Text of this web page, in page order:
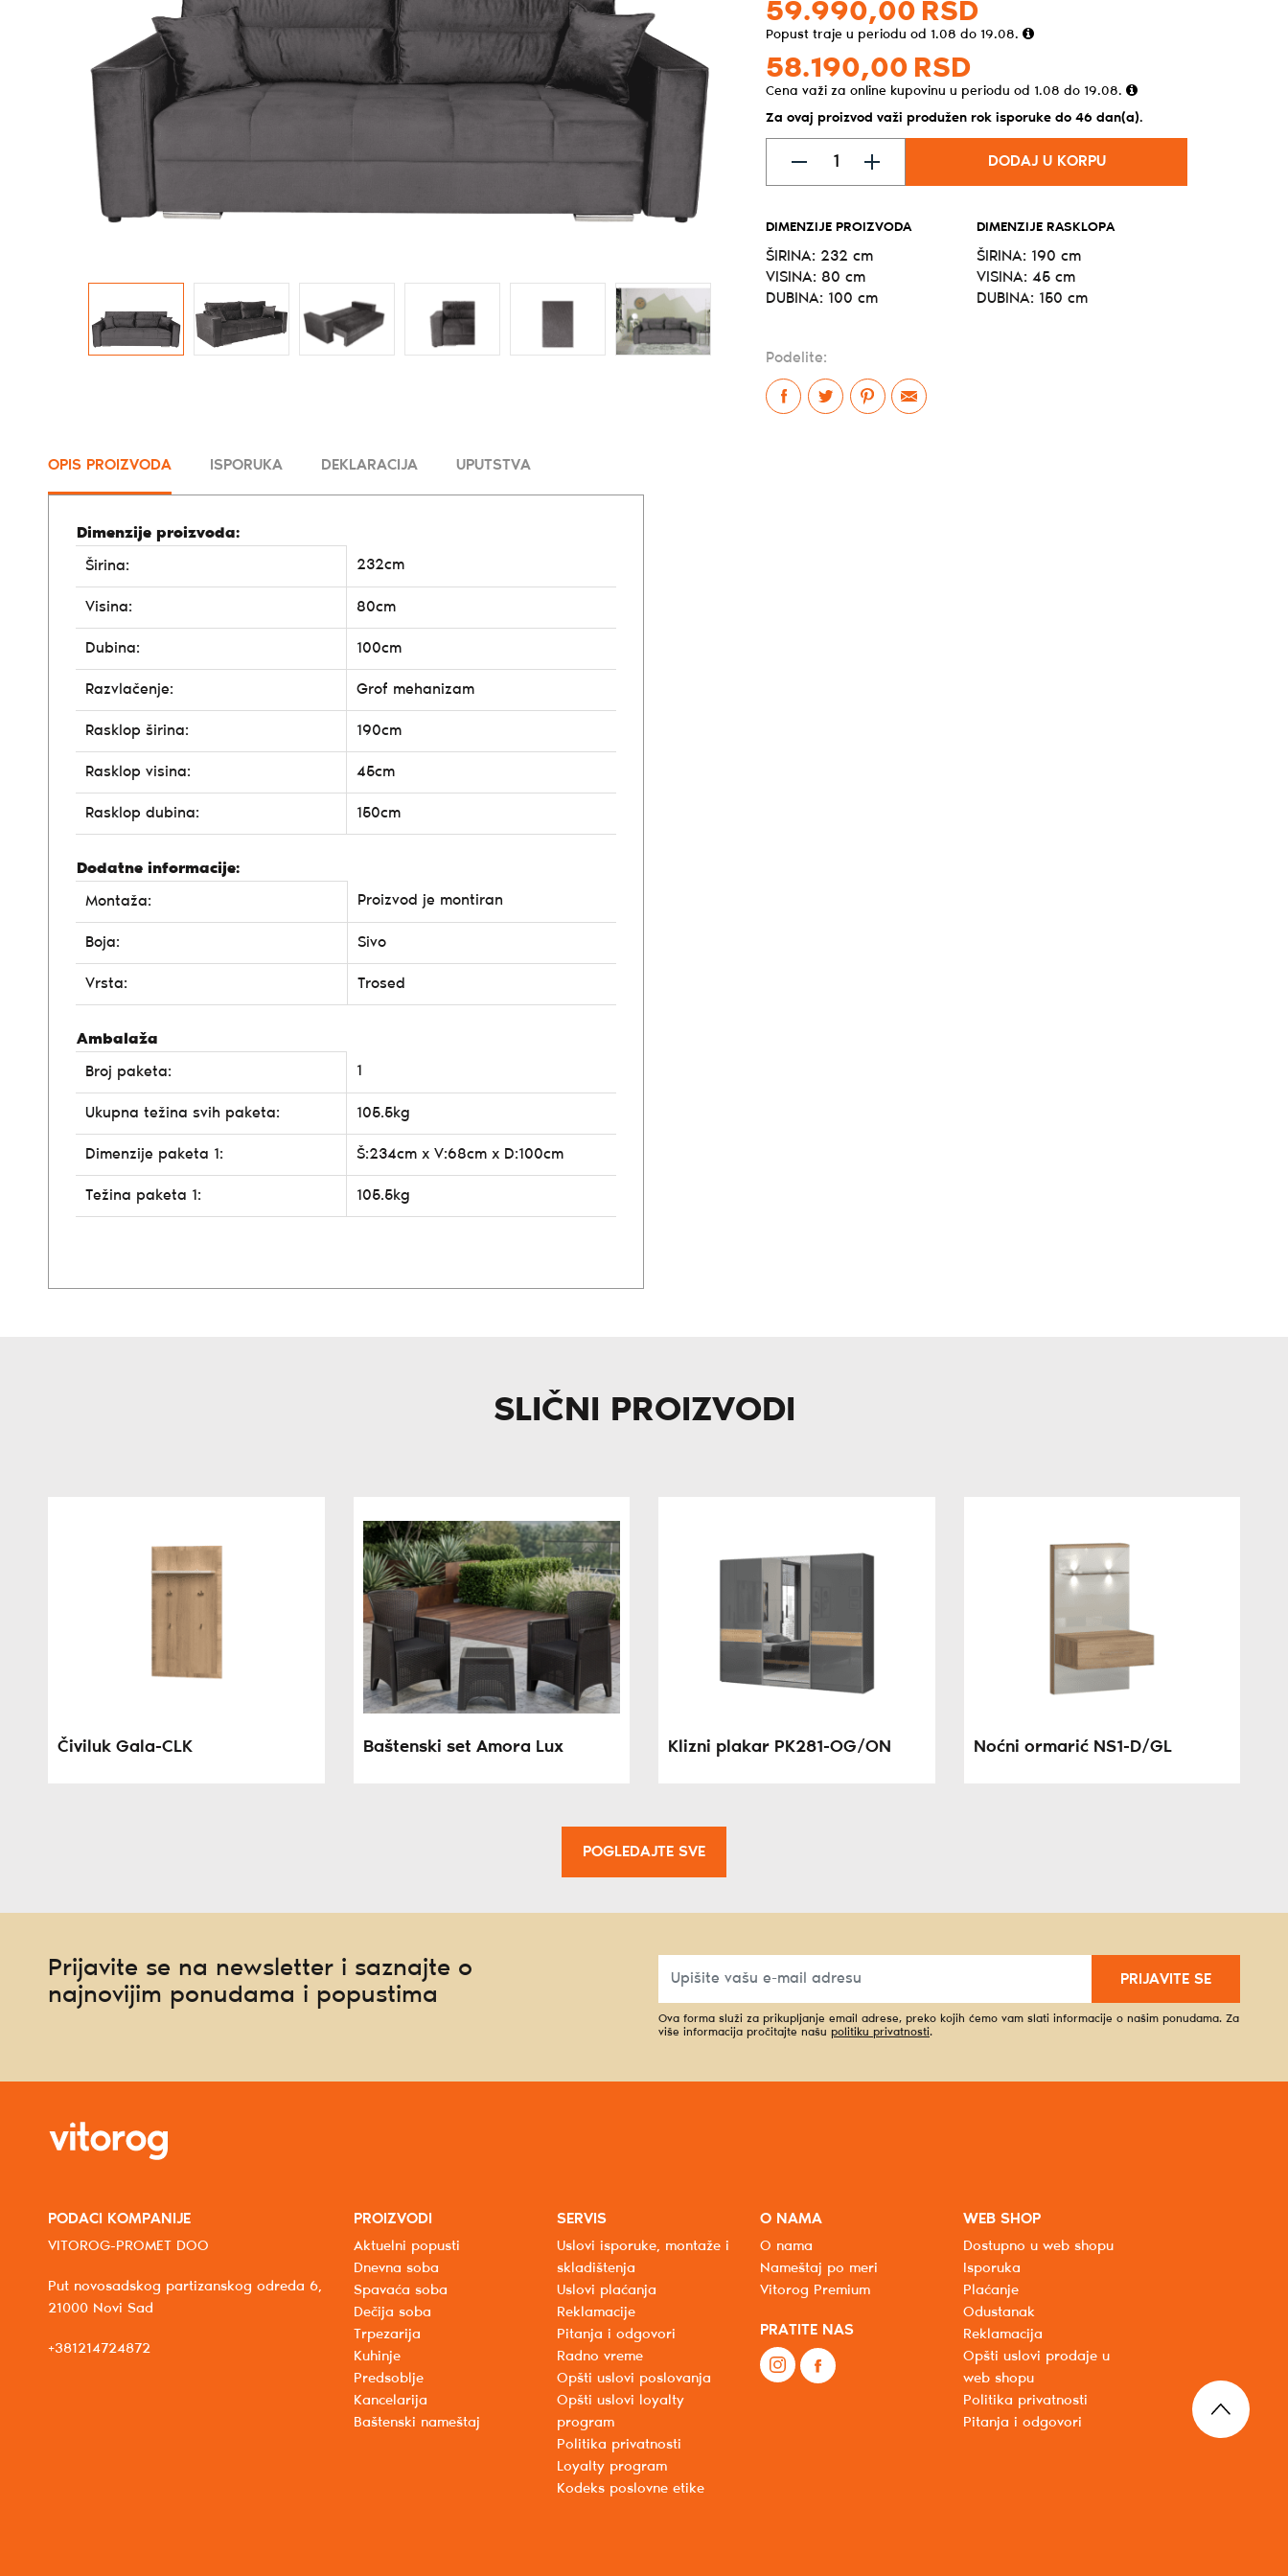
59.990,00 RSD
Popust traje u periodu od 1.08 do 19.08.
58.190,00 RSD
Cena važi za online kupovinu u periodu od 1.08 do 19.08.
Za ovaj proizvod važi produžen rok isporuke do 46 dan(a).
DODAJ U KORPU
DIMENZIJE PROIZVODA
ŠIRINA: 232 cm
VISINA: 80 cm
DUBINA: 100 cm
DIMENZIJE RASKLOPA
ŠIRINA: 190 cm
VISINA: 45 cm
DUBINA: 150 cm
Podelite:
OPIS PROIZVODA ISPORUKA DEKLARACIJA UPUTSTVA
Dimenzije proizvoda:
Širina:
232cm
Visina: 80cm
Dubina: 100cm
Razvlačenje: Grof mehanizam
Rasklop širina: 190cm
Rasklop visina: 45cm
Rasklop dubina: 150cm
Dodatne informacije:
Montaža:
Proizvod je montiran
Boja: Sivo
Vrsta: Trosed
Ambalaža
Broj paketa:
1
Ukupna težina svih paketa: 105.5kg
Dimenzije paketa 1: Š:234cm x V:68cm x D:100cm
Težina paketa 1: 105.5kg
SLIČNI PROIZVODI
Čiviluk Gala-CLK Baštenski set Amora Lux Klizni plakar PK281-OG/ON Noćni ormarić NS1-D/GL
POGLEDAJTE SVE
Prijavite se na newsletter i saznajte o
najnovijim ponudama i popustima
PRIJAVITE SE
Ova forma služi za prikupljanje email adrese, preko kojih ćemo vam slati informacije o našim ponudama. Za
više informacija pročitajte našu politiku privatnosti.
PODACI KOMPANIJE
VITOROG-PROMET DOO
Put novosadskog partizanskog odreda 6,
21000 Novi Sad
+381214724872
PROIZVODI
Aktuelni popusti
Dnevna soba
Spavaća soba
Dečija soba
Trpezarija
Kuhinje
Predsoblje
Kancelarija
Baštenski nameštaj
SERVIS
Uslovi isporuke, montaže i
skladištenja
Uslovi plaćanja
Reklamacije
Pitanja i odgovori
Radno vreme
Opšti uslovi poslovanja
Opšti uslovi loyalty
program
Politika privatnosti
Loyalty program
Kodeks poslovne etike
O NAMA
O nama
Nameštaj po meri
Vitorog Premium
PRATITE NAS
WEB SHOP
Dostupno u web shopu
Isporuka
Plaćanje
Odustanak
Reklamacija
Opšti uslovi prodaje u
web shopu
Politika privatnosti
Pitanja i odgovori